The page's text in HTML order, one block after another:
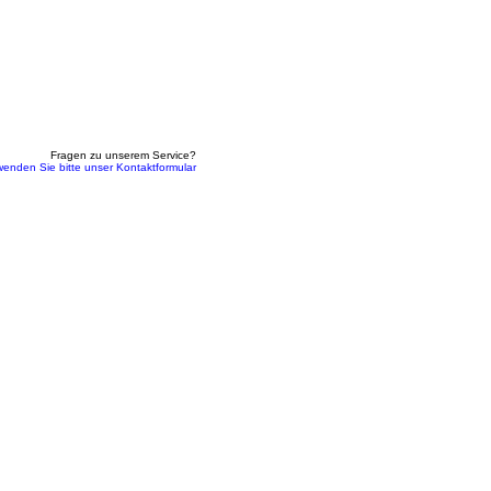
Fragen zu unserem Service?
Sie bitte unser Kontaktformular